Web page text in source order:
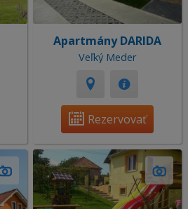
Apartmány DARIDA
Veľký Meder
Rezervovať